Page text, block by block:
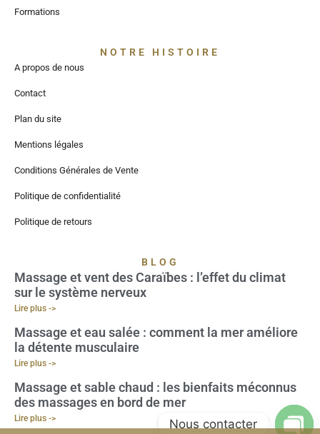
Formations
NOTRE HISTOIRE
A propos de nous
Contact
Plan du site
Mentions légales
Conditions Générales de Vente
Politique de confidentialité
Politique de retours
BLOG
Massage et vent des Caraïbes : l’effet du climat
sur le système nerveux
Lire plus ->
Massage et eau salée : comment la mer améliore
la détente musculaire
Lire plus ->
Massage et sable chaud : les bienfaits méconnus
des massages en bord de mer
Lire plus -> Nous contacter